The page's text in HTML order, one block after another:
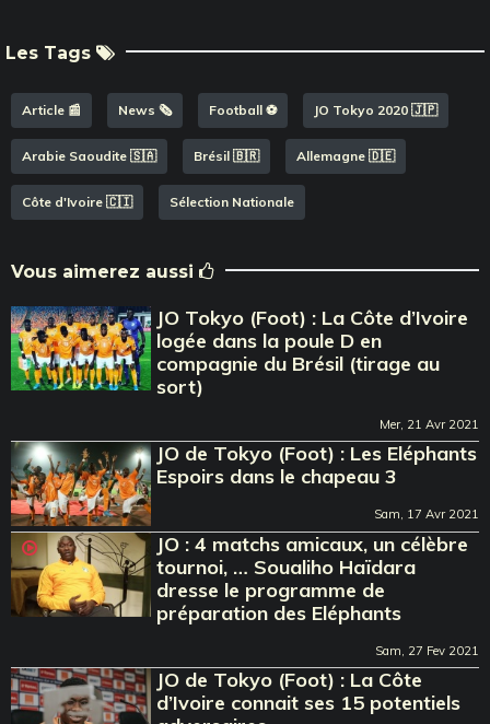
Les Tags
Article 📰 News 🗞️ Football ⚽️ JO Tokyo 2020 🇯🇵
Arabie Saoudite 🇸🇦 Brésil 🇧🇷 Allemagne 🇩🇪
Côte d'Ivoire 🇨🇮 Sélection Nationale
Vous aimerez aussi
JO Tokyo (Foot) : La Côte d’Ivoire
logée dans la poule D en
compagnie du Brésil (tirage au
sort)
Mer, 21 Avr 2021
JO de Tokyo (Foot) : Les Eléphants
Espoirs dans le chapeau 3
Sam, 17 Avr 2021
JO : 4 matchs amicaux, un célèbre
tournoi, … Soualiho Haïdara
dresse le programme de
préparation des Eléphants
Sam, 27 Fev 2021
JO de Tokyo (Foot) : La Côte
d’Ivoire connait ses 15 potentiels